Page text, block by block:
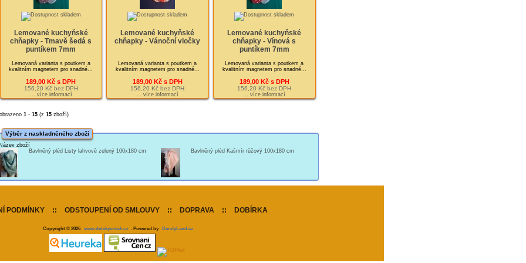
Lemované kuchyňské
chňapky - Tmavě šedá s
puntíkem 7mm
Lemovaná varianta s poutkem a
kvalitním magnetem pro snadné...
189,00 Kč s DPH
156,20 Kč bez DPH
... více informací
Lemované kuchyňské
chňapky - Vánoční vločky
Lemovaná varianta s poutkem a
kvalitním magnetem pro snadné...
189,00 Kč s DPH
156,20 Kč bez DPH
... více informací
Lemované kuchyňské
chňapky - Vínová s
puntíkem 7mm
Lemovaná varianta s poutkem a
kvalitním magnetem pro snadné...
189,00 Kč s DPH
156,20 Kč bez DPH
... více informací
1 - 15(z 15zboží)
Výběr z naskladněného zboží
Název zboží
Bavlněný pléd Listy lahvově zelený 100x180 cm
Bavlněný pléd Kašmír růžový 100x180 cm
PODMÍNKY :: ODSTOUPENÍ OD SMLOUVY :: DOPRAVA :: DOBÍRKA
Copyright © 2026 www.detskysmich.cz . Powered by DandyLand.cz